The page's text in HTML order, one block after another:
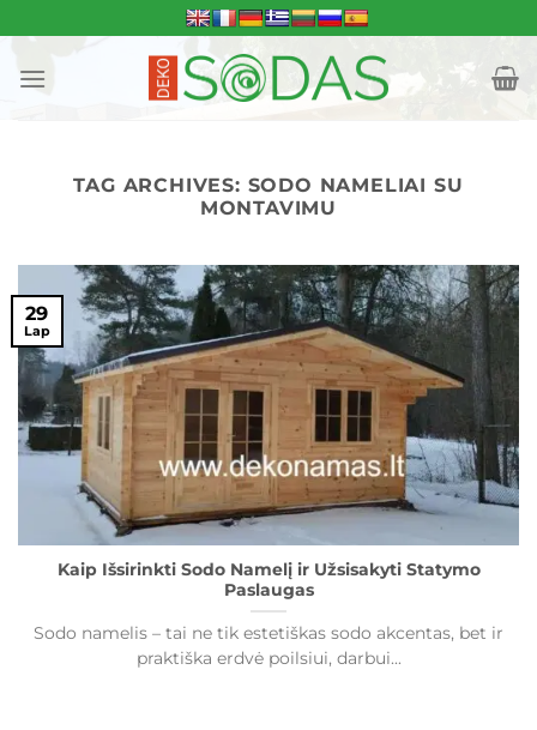
to
content
TAG ARCHIVES: SODO NAMELIAI SU
MONTAVIMU
Kaip Išsirinkti Sodo Namelį ir Užsisakyti Statymo
Paslaugas
Sodo namelis – tai ne tik estetiškas sodo akcentas, bet ir
praktiška erdvė poilsiui, darbui...
29
Lap